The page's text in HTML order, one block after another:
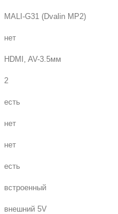
MALI-G31 (Dvalin MP2)
нет
HDMI, AV-3.5мм
2
есть
нет
нет
есть
встроенный
внешний 5V